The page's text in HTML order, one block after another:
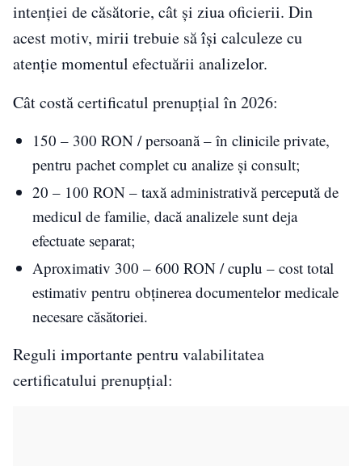
intenției de căsătorie, cât și ziua oficierii. Din
acest motiv, mirii trebuie să își calculeze cu
atenție momentul efectuării analizelor.
Cât costă certificatul prenupțial în 2026:
150 – 300 RON / persoană – în clinicile private,
pentru pachet complet cu analize și consult;
20 – 100 RON – taxă administrativă percepută de
medicul de familie, dacă analizele sunt deja
efectuate separat;
Aproximativ 300 – 600 RON / cuplu – cost total
estimativ pentru obținerea documentelor medicale
necesare căsătoriei.
Reguli importante pentru valabilitatea
certificatului prenupțial: